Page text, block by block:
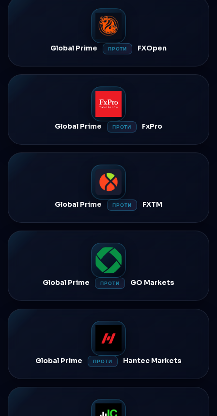
Global Prime ПРОТИ FXOpen
Global Prime ПРОТИ FxPro
Global Prime ПРОТИ FXTM
Global Prime ПРОТИ GO Markets
Global Prime ПРОТИ Hantec Markets